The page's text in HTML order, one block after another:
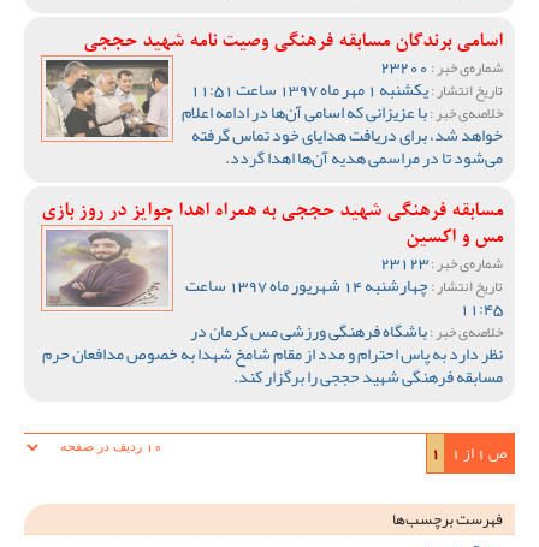
اسامی برندگان مسابقه فرهنگی وصیت نامه شهید حججی
شماره‌ی خبر :
تاریخ انتشار :یکشنبه 1 مهر ماه 1397 ساعت 11:51
خلاصه‌ی خبر :با عزیزانی که اسامی آن‌ها در ادامه اعلام
خواهد شد، برای دریافت هدایای خود تماس گرفته
می‌شود تا در مراسمی هدیه آن‌ها اهدا گردد.
مسابقه فرهنگی شهید حججی به همراه اهدا جوایز در روز بازی
مس و اکسین
شماره‌ی خبر :
تاریخ انتشار : چهارشنبه 14 شهریور ماه 1397 ساعت
11:45
خلاصه‌ی خبر :باشگاه فرهنگی ورزشی مس کرمان در
نظر دارد به پاس احترام و مدد از مقام شامخ شهدا به خصوص مدافعان حرم
مسابقه فرهنگی شهید حججی را برگزار کند.
ص 1 از 1 1
فهرست برچسب‌ها